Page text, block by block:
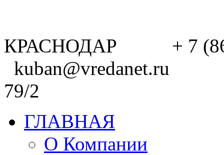
КРАСНОДАР + 7
kuban@vredanet.ru г.
79/2
ГЛАВНАЯ
О Компании